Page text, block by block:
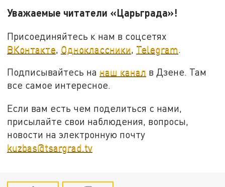
Уважаемые читатели «Царьграда»!
Присоединяйтесь к нам в соцсетях
ВКонтакте Одноклассники Telegram
Подписывайтесь на наш канал в Дзене. Там
все самое интересное.
Если вам есть чем поделиться с нами,
присылайте свои наблюдения, вопросы,
новости на электронную почту
kuzbas@tsargrad.tv